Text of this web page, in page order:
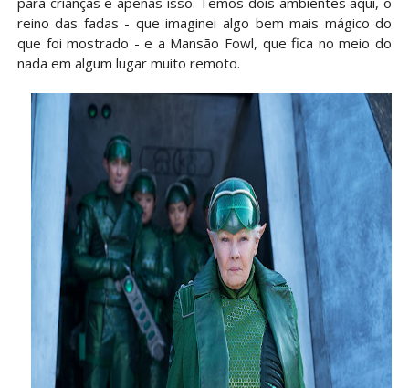
reino das fadas - que imaginei algo bem mais mágico do
que foi mostrado - e a Mansão Fowl, que fica no meio do
nada em algum lugar muito remoto.